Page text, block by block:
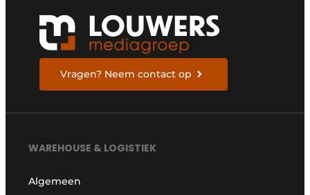
Vragen? Neem contact op
WAREHOUSE & LOGISTIEK
Algemeen